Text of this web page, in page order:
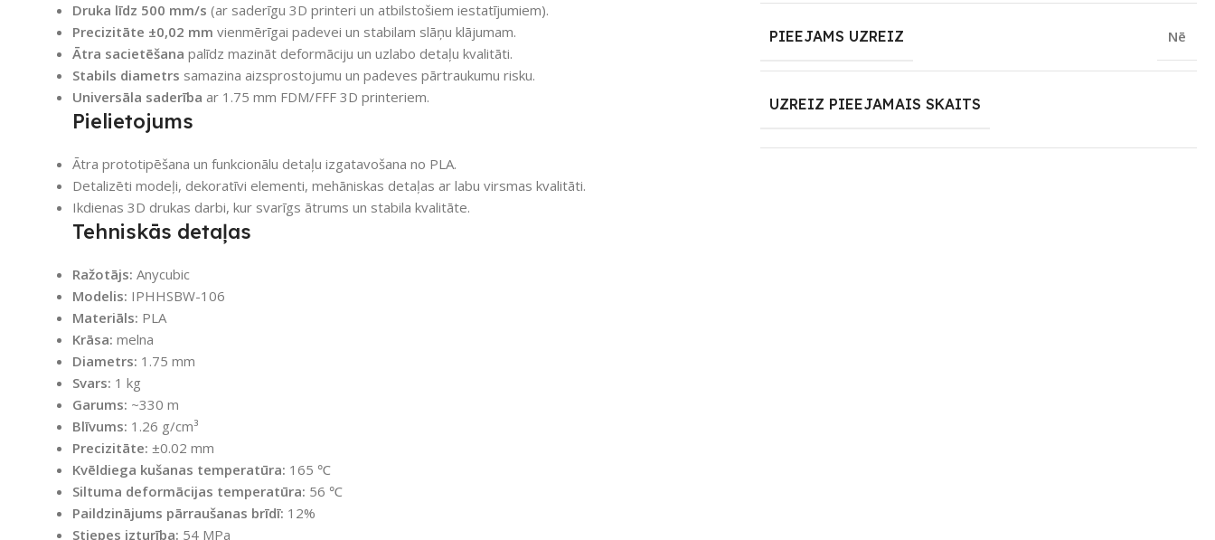
Druka līdz 500 mm/s (ar saderīgu 3D printeri un atbilstošiem iestatījumiem).
Precizitāte ±0,02 mm vienmērīgai padevei un stabilam slāņu klājumam.
Ātra sacietēšana palīdz mazināt deformāciju un uzlabo detaļu kvalitāti.
Stabils diametrs samazina aizsprostojumu un padeves pārtraukumu risku.
Universāla saderība ar 1.75 mm FDM/FFF 3D printeriem.
Pielietojums
Ātra prototipēšana un funkcionālu detaļu izgatavošana no PLA.
Detalizēti modeļi, dekoratīvi elementi, mehāniskas detaļas ar labu virsmas kvalitāti.
Ikdienas 3D drukas darbi, kur svarīgs ātrums un stabila kvalitāte.
Tehniskās detaļas
Ražotājs: Anycubic
Modelis: IPHHSBW-106
Materiāls: PLA
Krāsa: melna
Diametrs: 1.75 mm
Svars: 1 kg
Garums: ~330 m
Blīvums: 1.26 g/cm³
Precizitāte: ±0.02 mm
Kvēldiega kušanas temperatūra: 165 ℃
Siltuma deformācijas temperatūra: 56 ℃
Paildzinājums pārraušanas brīdī: 12%
Stiepes izturība: 54 MPa
PIEEJAMS UZREIZ Nē
UZREIZ PIEEJAMAIS SKAITS